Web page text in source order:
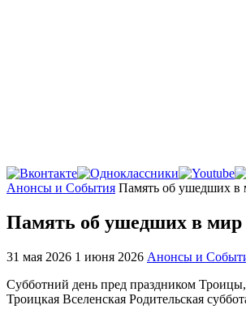
Главная
Анонсы и События Память об ушедших в
Память об ушедших в мир
31 мая 2026 1 июня 2026 Анонсы и
Субботний день пред праздником
Троицкая Вселенская Родительская